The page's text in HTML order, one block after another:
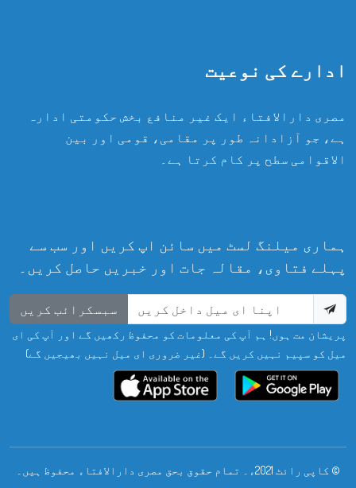
ادارے کی نوعیت
مصری دارالافتاء ایک غیر منافع بخش حکومتی ادارہ
ہے، جو آزادانہ طور پر مقامی، قومی اور بین
الاقوامی سطح پر کام کرتا ہے۔
ہماری میلنگ لسٹ میں سائن اپ کریں اور سب سے
پہلے فتاوی، مقالہ جات اور خبریں حاصل کریں۔
سبسکرائب کریں
پریشان مت ہوں! ہم آپ کی معلومات کو محفوظ رکھیں گے اور آپ کی ای
میل کو سپیم نہیں کریں گے۔ (غیر ضروری ای میل نہیں بھیجیں گے)
© کاپی رائٹ 2021ء۔ تمام حقوق بحق مصری دارالافتاء محفوظ ہیں۔